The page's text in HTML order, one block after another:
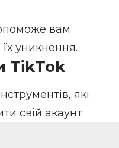
вам
уникнення.
TikTok
які
свій акаунт: